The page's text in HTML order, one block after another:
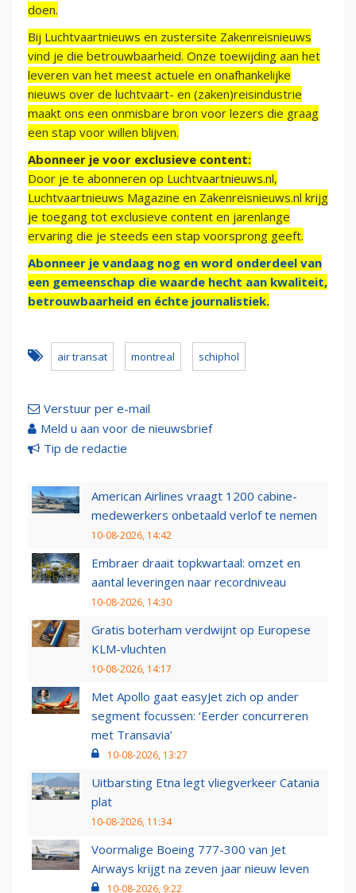
doen.
Bij Luchtvaartnieuws en zustersite Zakenreisnieuws
vind je die betrouwbaarheid. Onze toewijding aan het
leveren van het meest actuele en onafhankelijke
nieuws over de luchtvaart- en (zaken)reisindustrie
maakt ons een onmisbare bron voor lezers die graag
een stap voor willen blijven.
Abonneer je voor exclusieve content:
Door je te abonneren op Luchtvaartnieuws.nl,
Luchtvaartnieuws Magazine en Zakenreisnieuws.nl krijg
je toegang tot exclusieve content en jarenlange
ervaring die je steeds een stap voorsprong geeft.
Abonneer je vandaag nog en word onderdeel van
een gemeenschap die waarde hecht aan kwaliteit,
betrouwbaarheid en échte journalistiek.
air transat montreal schiphol
Verstuur per e-mail
Meld u aan voor de nieuwsbrief
Tip de redactie
American Airlines vraagt 1200 cabine-
medewerkers onbetaald verlof te nemen
10-08-2026, 14:42
Embraer draait topkwartaal: omzet en
aantal leveringen naar recordniveau
10-08-2026, 14:30
Gratis boterham verdwijnt op Europese
KLM-vluchten
10-08-2026, 14:17
Met Apollo gaat easyJet zich op ander
segment focussen: ‘Eerder concurreren
met Transavia’
10-08-2026, 13:27
Uitbarsting Etna legt vliegverkeer Catania
plat
10-08-2026, 11:34
Voormalige Boeing 777-300 van Jet
Airways krijgt na zeven jaar nieuw leven
10-08-2026, 9:22